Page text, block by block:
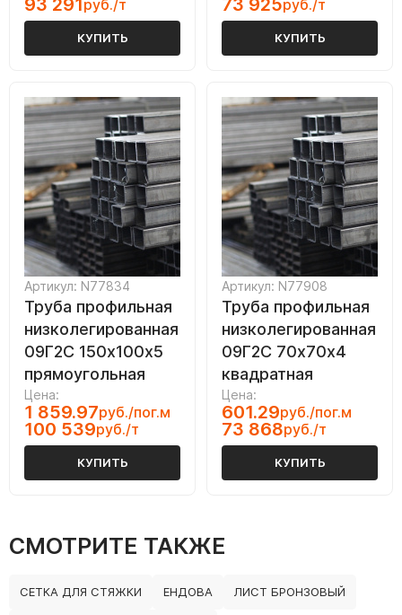
93 291руб./т
КУПИТЬ
73 925руб./т
КУПИТЬ
Артикул: N77834
Труба профильная
низколегированная
09Г2С 150х100х5
прямоугольная
Цена:
1 859.97руб./пог.м
100 539руб./т
КУПИТЬ
Артикул: N77908
Труба профильная
низколегированная
09Г2С 70х70х4
квадратная
Цена:
601.29руб./пог.м
73 868руб./т
КУПИТЬ
СМОТРИТЕ ТАКЖЕ
СЕТКА ДЛЯ СТЯЖКИ ЕНДОВА ЛИСТ БРОНЗОВЫЙ